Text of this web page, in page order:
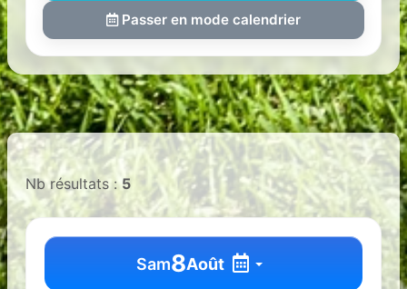
Passer en mode calendrier
Nb résultats :5
Sam8Août